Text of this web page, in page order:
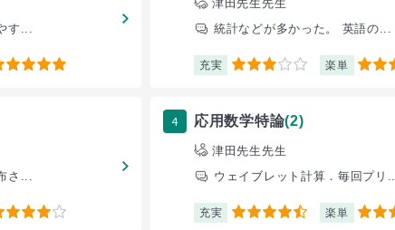
す...
津田先生先生
統計などが多かった。 英語の...
充実 3 楽単 5
さ...
4 応用数学特論(2)
津田先生先生
ウェイブレット計算．毎回プリ...
充実 4.5 楽単 3.5